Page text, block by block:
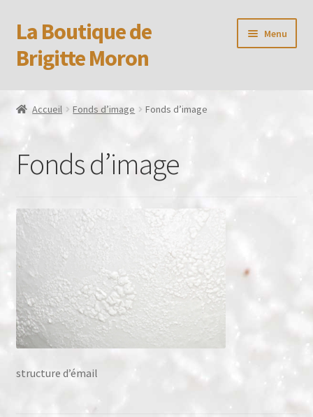
Aller
à
la
Aller
au
contenu
La Boutique de
Brigitte Moron
Menu
Accueil
Boutique
Confidentialité
Formulaire de réservation
Mon compte
Panier
Accueil Fonds d’image Fonds d’image
Fonds d’image
structure d’émail